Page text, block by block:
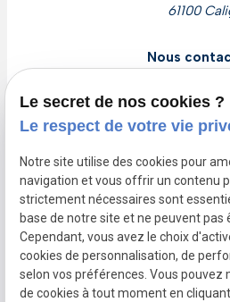
61100
Nous
02 78 77 16
Nous
SIRET :87825119800023
Le secret de nos cookies ?
Le respect de votre vie
Notre site utilise des cookies pour
navigation et vous offrir un contenu
strictement nécessaires sont
base de notre site et ne peuvent pas
Cependant, vous avez le choix
cookies de personnalisation, de
selon vos préférences. Vous pouvez
de cookies à tout moment en